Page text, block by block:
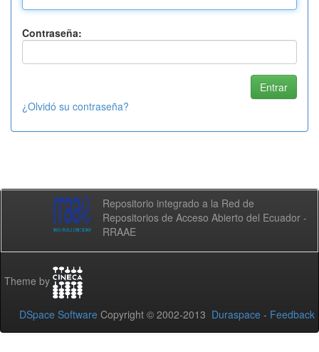
Contraseña:
¿Olvidó su contraseña?
Repositorio integrado a la Red de
Repositorios de Acceso Abierto del Ecuador -
RRAAE
Theme by
DSpace Software Copyright © 2002-2013 Duraspace - Feedback